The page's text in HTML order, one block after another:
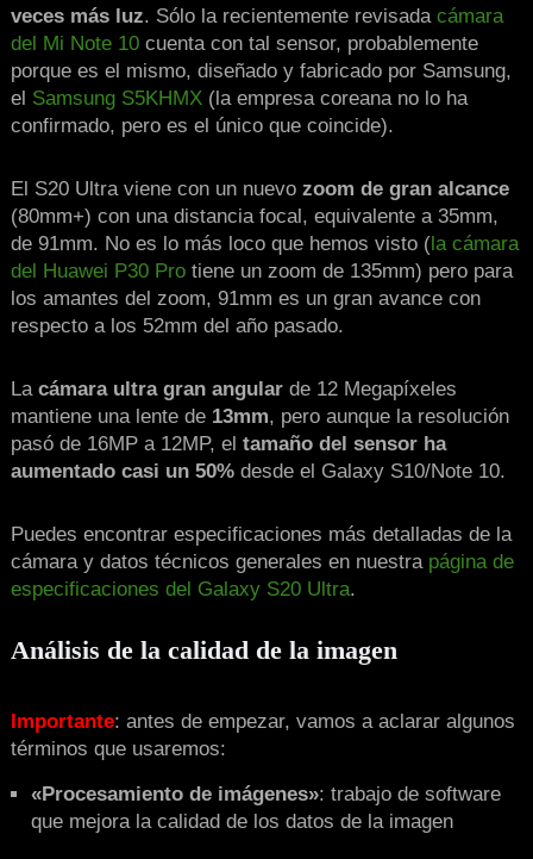
veces más luz. Sólo la recientemente revisada cámara
del Mi Note 10cuenta con tal sensor, probablemente
porque es el mismo, diseñado y fabricado por Samsung,
el Samsung S5KHMX(la empresa coreana no lo ha
confirmado, pero es el único que coincide).
El S20 Ultra viene con un nuevo zoom de gran alcance
(80mm+) con una distancia focal, equivalente a 35mm,
de 91mm. No es lo más loco que hemos visto (la cámara
del Huawei P30 Protiene un zoom de 135mm) pero para
los amantes del zoom, 91mm es un gran avance con
respecto a los 52mm del año pasado.
La cámara ultra gran angularde 12 Megapíxeles
mantiene una lente de 13mm, pero aunque la resolución
pasó de 16MP a 12MP, el tamaño del sensor ha
aumentado casi un 50%desde el Galaxy S10/Note 10.
Puedes encontrar especificaciones más detalladas de la
cámara y datos técnicos generales en nuestra página de
especificaciones del Galaxy S20 Ultra.
Análisis de la calidad de la imagen
Importante: antes de empezar, vamos a aclarar algunos
términos que usaremos:
«Procesamiento de imágenes»: trabajo de software
que mejora la calidad de los datos de la imagen